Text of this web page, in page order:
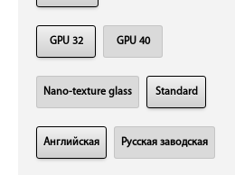
GPU 32 GPU 40
Nano-texture glass Standard
Английская Русская заводская